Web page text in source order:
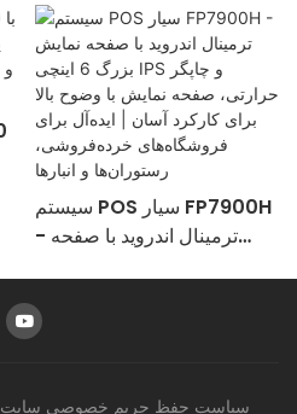
سیستم POS سیار FP7900H
- ترمینال اندروید با صفحه
وضوح بالا برای کارکرد آسان |
سیاست حفظ حریم خصوصی سایت